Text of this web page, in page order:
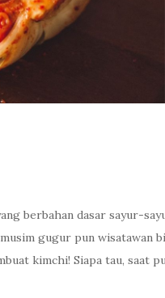
berbahan dasar sayur-
gugur pun wisatawan
kimchi! Siapa tau, saat